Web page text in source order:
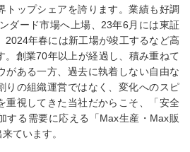
トップシェアを誇ります。業績も好調
ダード市場へ上場、23年6月には東証
2024年春には新工場が竣工するなど高
。創業70年以上が経過し、積み重ねて
がある一方、過去に執着しない自由な
りの組織運営ではなく、変化へのスピ
重視してきた当社だからこそ、「安全
する需要に応える「Max生産・Max販
ています。